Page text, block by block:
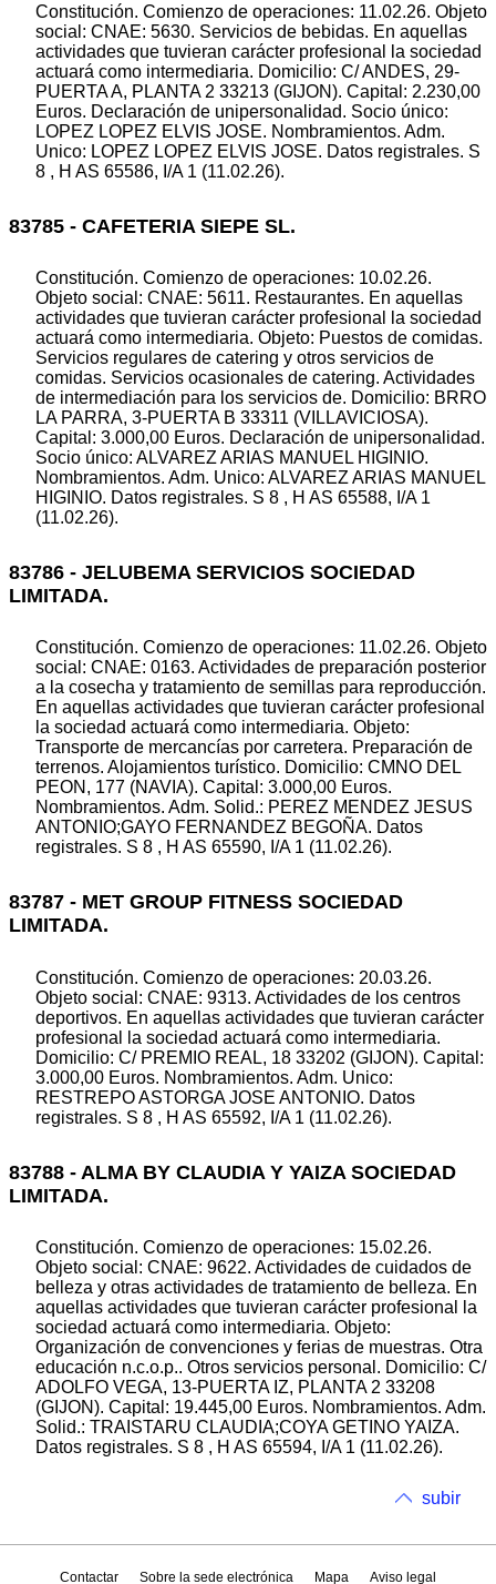
Constitución. Comienzo de operaciones: 11.02.26. Objeto
social: CNAE: 5630. Servicios de bebidas. En aquellas
actividades que tuvieran carácter profesional la sociedad
actuará como intermediaria. Domicilio: C/ ANDES, 29-
PUERTA A, PLANTA 2 33213 (GIJON). Capital: 2.230,00
Euros. Declaración de unipersonalidad. Socio único:
LOPEZ LOPEZ ELVIS JOSE. Nombramientos. Adm.
Unico: LOPEZ LOPEZ ELVIS JOSE. Datos registrales. S
8 , H AS 65586, I/A 1 (11.02.26).
83785 - CAFETERIA SIEPE SL.
Constitución. Comienzo de operaciones: 10.02.26.
Objeto social: CNAE: 5611. Restaurantes. En aquellas
actividades que tuvieran carácter profesional la sociedad
actuará como intermediaria. Objeto: Puestos de comidas.
Servicios regulares de catering y otros servicios de
comidas. Servicios ocasionales de catering. Actividades
de intermediación para los servicios de. Domicilio: BRRO
LA PARRA, 3-PUERTA B 33311 (VILLAVICIOSA).
Capital: 3.000,00 Euros. Declaración de unipersonalidad.
Socio único: ALVAREZ ARIAS MANUEL HIGINIO.
Nombramientos. Adm. Unico: ALVAREZ ARIAS MANUEL
HIGINIO. Datos registrales. S 8 , H AS 65588, I/A 1
(11.02.26).
83786 - JELUBEMA SERVICIOS SOCIEDAD
LIMITADA.
Constitución. Comienzo de operaciones: 11.02.26. Objeto
social: CNAE: 0163. Actividades de preparación posterior
a la cosecha y tratamiento de semillas para reproducción.
En aquellas actividades que tuvieran carácter profesional
la sociedad actuará como intermediaria. Objeto:
Transporte de mercancías por carretera. Preparación de
terrenos. Alojamientos turístico. Domicilio: CMNO DEL
PEON, 177 (NAVIA). Capital: 3.000,00 Euros.
Nombramientos. Adm. Solid.: PEREZ MENDEZ JESUS
ANTONIO;GAYO FERNANDEZ BEGOÑA. Datos
registrales. S 8 , H AS 65590, I/A 1 (11.02.26).
83787 - MET GROUP FITNESS SOCIEDAD
LIMITADA.
Constitución. Comienzo de operaciones: 20.03.26.
Objeto social: CNAE: 9313. Actividades de los centros
deportivos. En aquellas actividades que tuvieran carácter
profesional la sociedad actuará como intermediaria.
Domicilio: C/ PREMIO REAL, 18 33202 (GIJON). Capital:
3.000,00 Euros. Nombramientos. Adm. Unico:
RESTREPO ASTORGA JOSE ANTONIO. Datos
registrales. S 8 , H AS 65592, I/A 1 (11.02.26).
83788 - ALMA BY CLAUDIA Y YAIZA SOCIEDAD
LIMITADA.
Constitución. Comienzo de operaciones: 15.02.26.
Objeto social: CNAE: 9622. Actividades de cuidados de
belleza y otras actividades de tratamiento de belleza. En
aquellas actividades que tuvieran carácter profesional la
sociedad actuará como intermediaria. Objeto:
Organización de convenciones y ferias de muestras. Otra
educación n.c.o.p.. Otros servicios personal. Domicilio: C/
ADOLFO VEGA, 13-PUERTA IZ, PLANTA 2 33208
(GIJON). Capital: 19.445,00 Euros. Nombramientos. Adm.
Solid.: TRAISTARU CLAUDIA;COYA GETINO YAIZA.
Datos registrales. S 8 , H AS 65594, I/A 1 (11.02.26).
subir
Contactar Sobre la sede electrónica Mapa Aviso legal